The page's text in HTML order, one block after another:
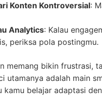
Konten Kontroversial:
Analytics: Kalau
periksa pola postingmu.
memang bikin frustrasi,
utamanya adalah main
kamu belajar adaptasi